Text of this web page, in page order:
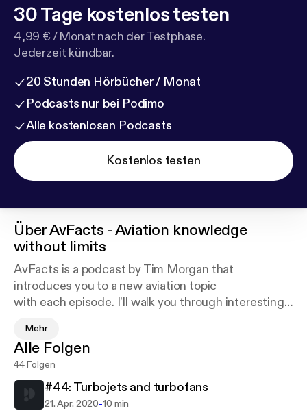
30 Tage kostenlos testen
4,99 € / Monat nach der Testphase.
Jederzeit kündbar.
20 Stunden Hörbücher / Monat
Podcasts nur bei Podimo
Alle kostenlosen Podcasts
Kostenlos testen
ÜberAvFacts - Aviation knowledge
without limits
AvFacts is a podcast by Tim Morgan that
introduces you to a new aviation topic
with each episode. I’ll walk you through interesting
big and small, civilian and military, airplanes and
helicopters, and
everything in between. As long as it’s interesting
and has to do with
aviation, I’ll talk about it on AvFacts.
Mehr
Alle Folgen
44 Folgen
#44: Turbojets and turbofans
21. Apr. 2020-10 min